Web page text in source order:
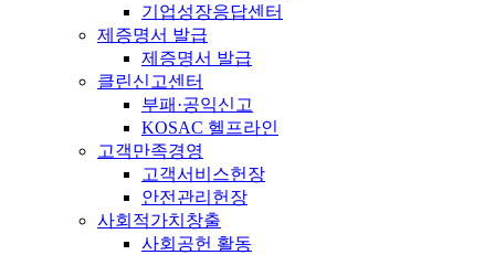
기업성장응답센터
제증명서 발급
제증명서 발급
클린신고센터
부패·공익신고
KOSAC 헬프라인
고객만족경영
고객서비스헌장
안전관리헌장
사회적가치창출
사회공헌 활동